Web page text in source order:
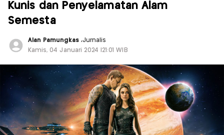
Kunis dan Penyelamatan Alam
Semesta
Alan Pamungkas ,Jurnalis
Kamis, 04 Januari 2024 |21:01 WIB